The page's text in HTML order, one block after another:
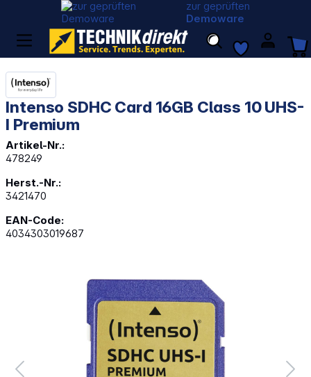
zur geprüften
Demoware
Intenso SDHC Card 16GB Class 10 UHS-
I Premium
Artikel-Nr.:
478249
Herst.-Nr.:
3421470
EAN-Code:
4034303019687
Bildergalerie überspringen